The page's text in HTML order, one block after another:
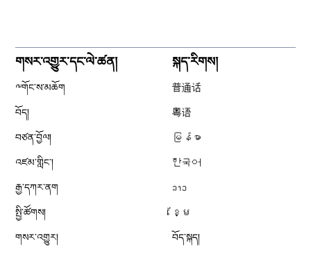
གསར་འགྱུར་དང་ལེ་ཚན།
༸གོང་ས་མཆོག
བོད།
བཙན་བྱོལ།
འཛམ་གླིང༌།
རྒྱ་དཀར་ནག
སྤྱི་ཚོགས།
གསར་འགྱུར།
སྐད་རིགས།
普通话
粤语
မြန်မာ
한국어
ລາວ
ខ្មែ
བོད་སྐད།